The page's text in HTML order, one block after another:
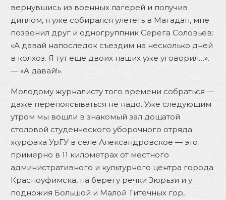
вернувшись из военных лагерей и получив
диплом, я уже собирался улететь в Магадан, мне
позвонил друг и одногруппник Серега Соловьев:
«А давай напоследок съездим на несколько дней
в колхоз. Я тут еще двоих наших уже уговорил…».
— «А давай!».
Молодому журналисту того времени собраться —
даже перепоясываться не надо. Уже следующим
утром мы вошли в знакомый зал дощатой
столовой студенческого уборочного отряда
журфака УрГУ в селе Александровское — это
примерно в 11 километрах от местного
административного и культурного центра города
Красноуфимска, на берегу речки Зюрьзи и у
подножия Большой и Малой Титечных гор,